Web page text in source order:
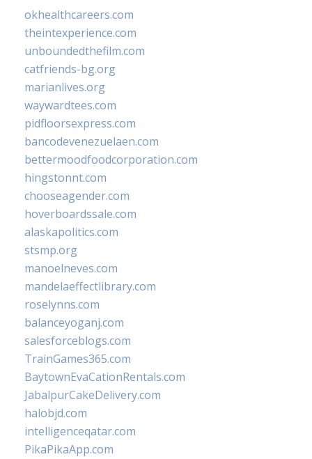
okhealthcareers.com
theintexperience.com
unboundedthefilm.com
catfriends-bg.org
marianlives.org
waywardtees.com
pidfloorsexpress.com
bancodevenezuelaen.com
bettermoodfoodcorporation.com
hingstonnt.com
chooseagender.com
hoverboardssale.com
alaskapolitics.com
stsmp.org
manoelneves.com
mandelaeffectlibrary.com
roselynns.com
balanceyoganj.com
salesforceblogs.com
TrainGames365.com
BaytownEvaCationRentals.com
JabalpurCakeDelivery.com
halobjd.com
intelligenceqatar.com
PikaPikaApp.com